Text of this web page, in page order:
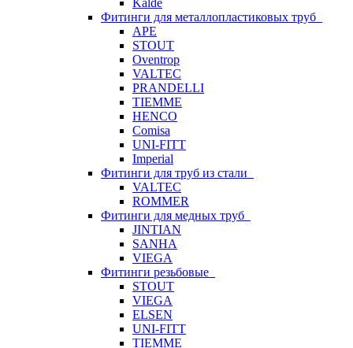
Kalde
Фитинги для металлопластиковых труб
APE
STOUT
Oventrop
VALTEC
PRANDELLI
TIEMME
HENCO
Comisa
UNI-FITT
Imperial
Фитинги для труб из стали
VALTEC
ROMMER
Фитинги для медных труб
JINTIAN
SANHA
VIEGA
Фитинги резьбовые
STOUT
VIEGA
ELSEN
UNI-FITT
TIEMME